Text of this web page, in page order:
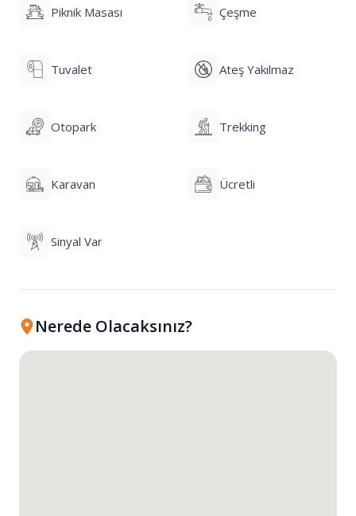
Piknik Masası Çeşme
Tuvalet Ateş Yakılmaz
Otopark Trekking
Karavan Ücretli
Sinyal Var
Nerede Olacaksınız?